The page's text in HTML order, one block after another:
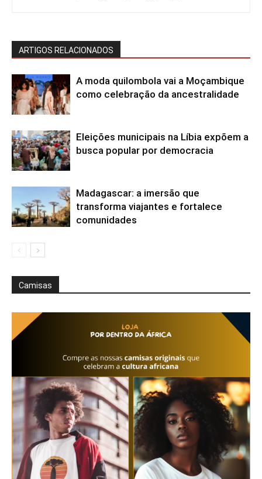
ARTIGOS RELACIONADOS
A moda quilombola vai a Moçambique
como celebração da ancestralidade
Eleições municipais na Líbia expõem a
busca popular por democracia
Madagascar: a imersão que
transforma viajantes e fortalece
comunidades
Camisas